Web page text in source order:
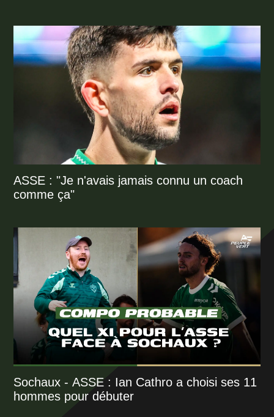
ASSE : "Je n'avais jamais connu un coach
comme ça"
Sochaux - ASSE : Ian Cathro a choisi ses 11
hommes pour débuter